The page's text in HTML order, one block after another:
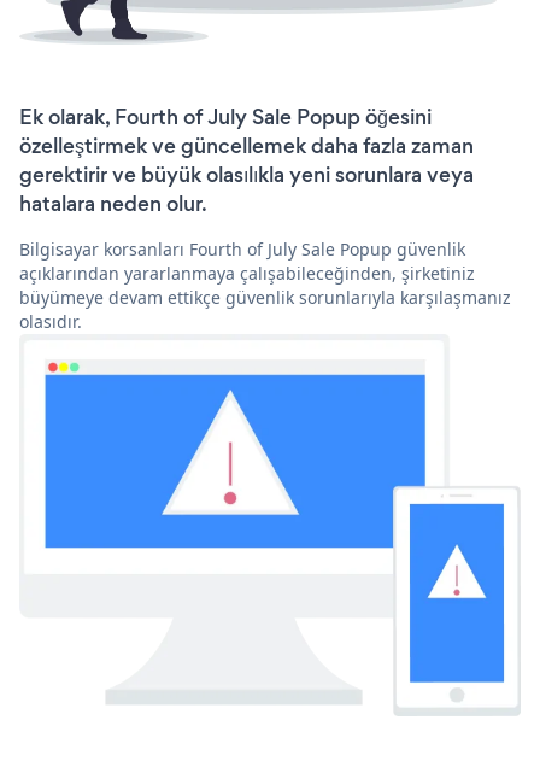
Ek olarak, Fourth of July Sale Popup öğesini
özelleştirmek ve güncellemek daha fazla zaman
gerektirir ve büyük olasılıkla yeni sorunlara veya
hatalara neden olur.
Bilgisayar korsanları Fourth of July Sale Popup güvenlik
açıklarından yararlanmaya çalışabileceğinden, şirketiniz
büyümeye devam ettikçe güvenlik sorunlarıyla karşılaşmanız
olasıdır.